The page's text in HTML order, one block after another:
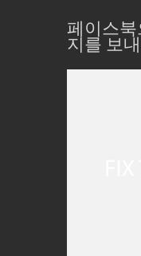
페이스북
지를 보